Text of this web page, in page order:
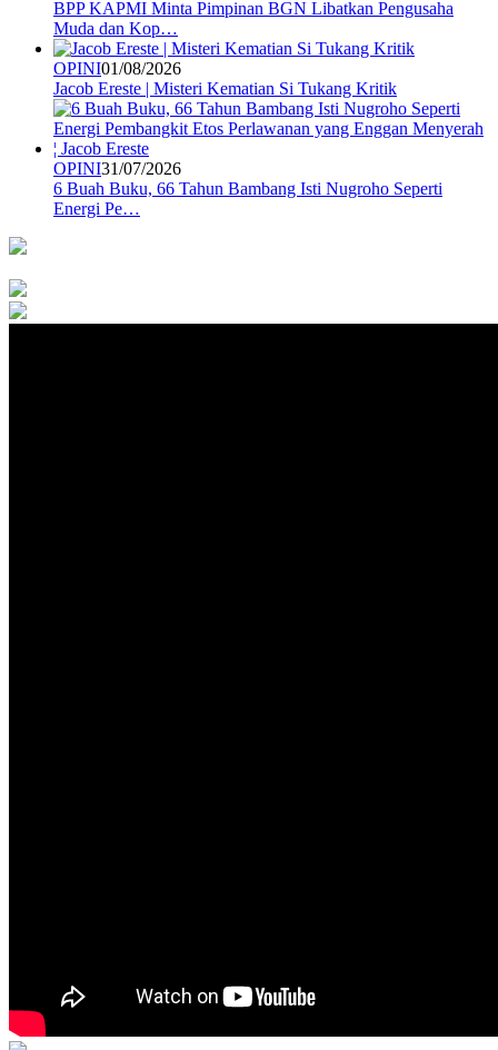
BPP KAPMI Minta Pimpinan BGN Libatkan Pengusaha
Muda dan Kop…
OPINI01/08/2026
Jacob Ereste | Misteri Kematian Si Tukang Kritik
OPINI31/07/2026
6 Buah Buku, 66 Tahun Bambang Isti Nugroho Seperti
Energi Pe…